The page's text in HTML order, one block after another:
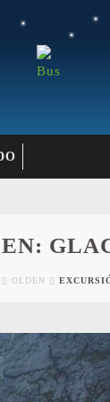
OLDEN